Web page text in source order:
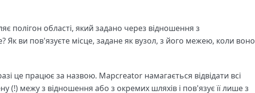
полігон області, який задано через відношення з
ви пов'язуєте місце, задане як вузол, з його межею, коли воно
це працює за назвою. Mapcreator намагається відвідати всі
(!) межу з відношення або з окремих шляхів і пов'язує її лише з